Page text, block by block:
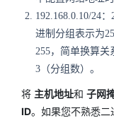
192.168.0.10/24
进制分组表示为
255，简单换算关
3（分组数）。
将 主机地址和 子网
ID。如果您不熟悉